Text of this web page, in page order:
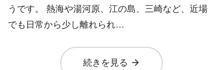
うです。 熱海や湯河原、江の島、三崎など、近場
でも日常から少し離れられ…
続きを見る arrow_forward